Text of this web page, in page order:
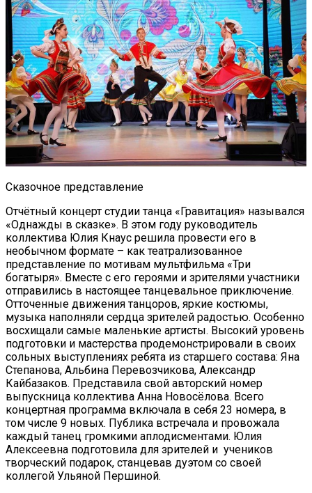
Сказочное представление
Отчётный концерт студии танца «Гравитация» назывался
«Однажды в сказке». В этом году руководитель
коллектива Юлия Кнаус решила провести его в
необычном формате – как театрализованное
представление по мотивам мультфильма «Три
богатыря». Вместе с его героями и зрителями участники
отправились в настоящее танцевальное приключение.
Отточенные движения танцоров, яркие костюмы,
музыка наполняли сердца зрителей радостью. Особенно
восхищали самые маленькие артисты. Высокий уровень
подготовки и мастерства продемонстрировали в своих
сольных выступлениях ребята из старшего состава: Яна
Степанова, Альбина Перевозчикова, Александр
Кайбазаков. Представила свой авторский номер
выпускница коллектива Анна Новосёлова. Всего
концертная программа включала в себя 23 номера, в
том числе 9 новых. Публика встречала и провожала
каждый танец громкими аплодисментами. Юлия
Алексеевна подготовила для зрителей и учеников
творческий подарок, станцевав дуэтом со своей
коллегой Ульяной Першиной.